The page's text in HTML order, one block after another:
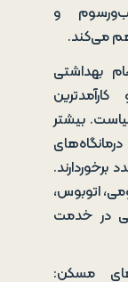
و
می‌کند.
بهداشتی
بیشتر
اتوبوس،
در خدمت
مسکن: